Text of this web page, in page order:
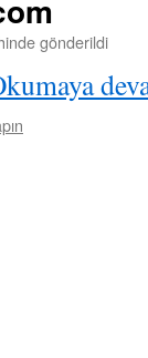
gönderildi